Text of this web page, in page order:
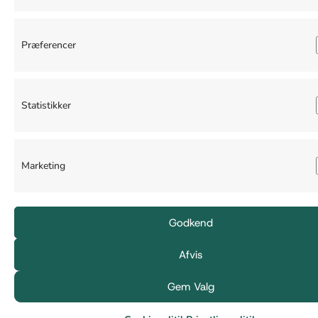
Præferencer
Statistikker
Marketing
Godkend
Afvis
Gem Valg